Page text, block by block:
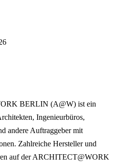
BERLIN (A@W) ist ein
Ingenieurbüros,
andere Auftraggeber mit
Zahlreiche Hersteller und
auf der ARCHITECT@WORK